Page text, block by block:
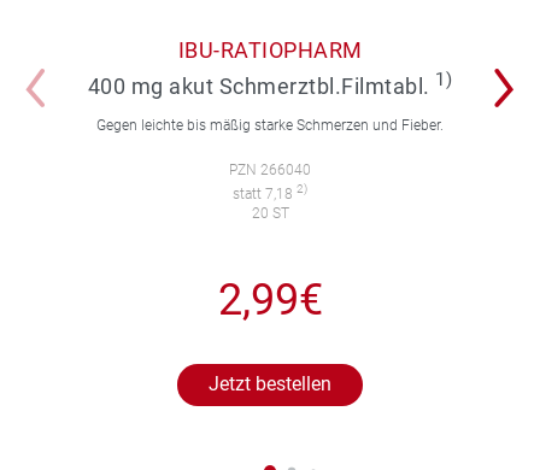
IBU-RATIOPHARM
400 mg akut Schmerztbl.Filmtabl. 1)
Gegen leichte bis mäßig starke Schmerzen und Fieber.
PZN 266040
statt 7,18 2)
20 ST
2,99€
Jetzt bestellen